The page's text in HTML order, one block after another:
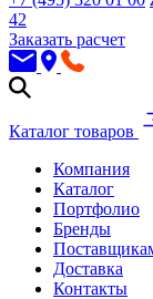
42
Заказать расчет
Каталог товаров
Компания
Каталог
Портфолио
Бренды
Доставка
Контакты